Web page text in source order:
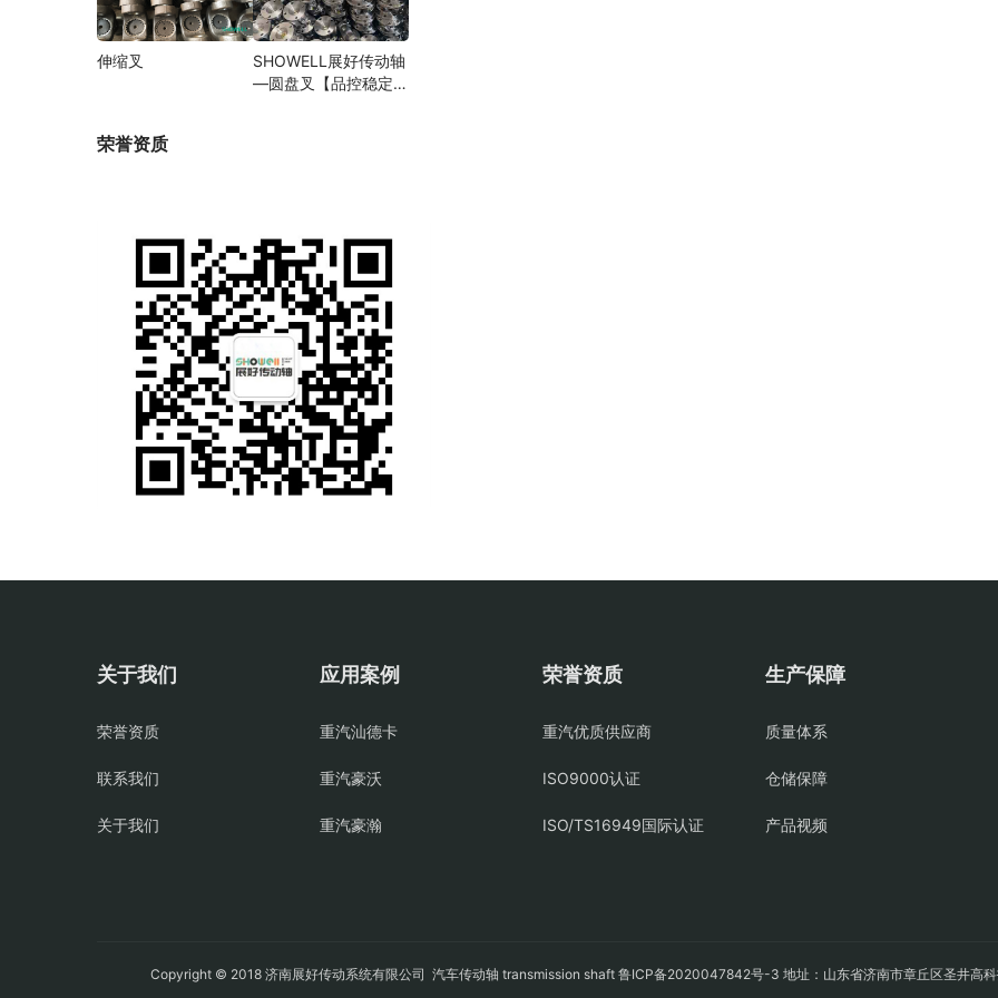
伸缩叉
SHOWELL展好传动轴
—圆盘叉【品控稳定，
荣誉资质
关于我们
荣誉资质
联系我们
关于我们
应用案例
重汽汕德卡
重汽豪沃
重汽豪瀚
荣誉资质
重汽优质供应商
ISO9000认证
ISO/TS16949国际认证
生产保障
质量体系
仓储保障
产品视频
Copyright © 2018 济南展好传动系统有限公司 汽车传动轴 transmission shaft 鲁ICP备2020047842号-3 地址：山东省济南市章丘区圣井